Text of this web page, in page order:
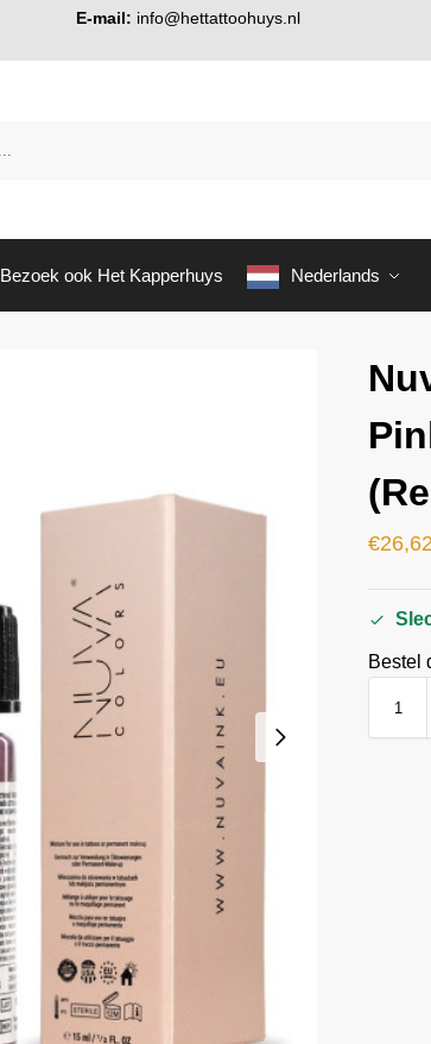
E-mail: info@hettattoohuys.nl
Bezoek ook Het Kapperhuys Nederlands
€26,62
Bestel